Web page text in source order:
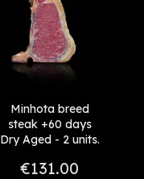
Minhota breed
steak +60 days
Dry Aged - 2 units.
€131.00